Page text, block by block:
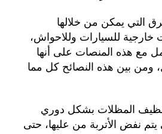
التي يمكن من خلالها
للسيارات وللاحواش،
مع هذه المنصات على أنها
ومن بين هذه النصائح كل مما
المظلات بشكل دوري
نفض الأتربة من عليها، حتى